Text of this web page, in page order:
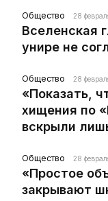
Общество 28
Вселенская
унире не
Общество 28
«Показать,
хищения по
вскрыли
Общество 28
«Простое
закрывают